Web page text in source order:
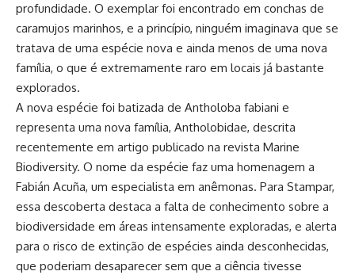
profundidade. O exemplar foi encontrado em conchas de
caramujos marinhos, e a princípio, ninguém imaginava que se
tratava de uma espécie nova e ainda menos de uma nova
família, o que é extremamente raro em locais já bastante
explorados.
A nova espécie foi batizada de Antholoba fabiani e
representa uma nova família, Antholobidae, descrita
recentemente em artigo publicado na revista Marine
Biodiversity. O nome da espécie faz uma homenagem a
Fabián Acuña, um especialista em anêmonas. Para Stampar,
essa descoberta destaca a falta de conhecimento sobre a
biodiversidade em áreas intensamente exploradas, e alerta
para o risco de extinção de espécies ainda desconhecidas,
que poderiam desaparecer sem que a ciência tivesse